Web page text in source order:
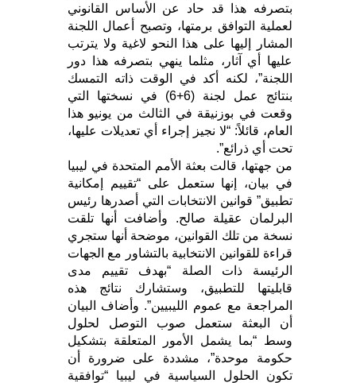
بتصرفه هذا قد حاد عن الأساس القانوني
لعملية التوافق برمتها، وتصبح أعمال اللجنة
المشار إليها على هذا النحو لاغية ولا يترتب
عليها أي آثار، مثلما ينهي بتصرفه هذا دور
اللجنة”، لكنه أكد في الوقت ذاته التمسك
بنتائج عمل لجنة (6+6) في نسختها التي
وقعت في بوزنيقة في الثالث من يونيو هذا
العام، قائلاً: “لا نجيز إجراء أي تعديلات عليها،
تحت أي ذرائع”.
من جهتها، قالت بعثة الأمم المتحدة في ليبيا
في بيان، إنها ستعمل على “تقييم إمكانية
تطبيق” قوانين الانتخابات التي أصدرها رئيس
البرلمان عقيلة صالح. وأضافت أنها تلقت
نسخة من تلك القوانين، موضحة أنها ستجري
قراءة للقوانين الانتخابية بالتشاور مع الجهات
الرئيسة ذات الصلة “بهدف تقييم مدى
قابليتها للتطبيق، وستشارك نتائج هذه
المراجعة مع عموم الليبيين”. وأضاف البيان
أن البعثة ستعمل صوب التوصل لحلول
وسط “بما يشمل الأمور المتعلقة بتشكيل
حكومة موحدة”، مشددة على ضرورة أن
تكون الحلول السياسية في ليبيا “توافقية